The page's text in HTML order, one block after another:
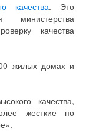
качества. Это
министерства
качества
жилых домах и
качества,
жесткие по